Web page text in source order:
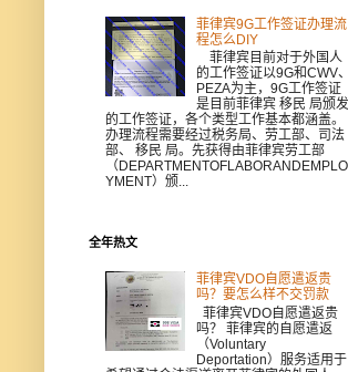
菲律宾9G工作签证办理流
程怎么DIY
菲律宾目前对于外国人
的工作签证以9G和CWV、
PEZA为主，9G工作签证
是目前菲律宾 移民 局颁发
的工作签证，各个类型工作基本都涵盖。
办理流程需要经过税务局、劳工部、司法
部、 移民 局。先获得由菲律宾劳工部
（DEPARTMENTOFLABORANDEMPLO
YMENT）颁...
全年热文
菲律宾VDO自愿遣返贵
吗？要怎么样不交罚款
菲律宾VDO自愿遣返贵
吗？ 菲律宾的自愿遣返
（Voluntary
Deportation）服务适用于